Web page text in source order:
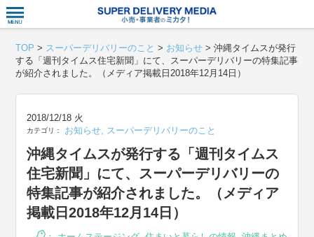
TOP > スーパーデリバリーのこと > お知らせ >沖縄タイムスが発行
する「週刊タイムス住宅新聞」にて、スーパーデリバリーの特集記事
が紹介されました。（メディア掲載日2018年12月14日）
2018/12/18 火
カテゴリ： お知らせ, スーパーデリバリーのこと
沖縄タイムスが発行する「週刊タイムス
住宅新聞」にて、スーパーデリバリーの
特集記事が紹介されました。（メディア
掲載日2018年12月14日）